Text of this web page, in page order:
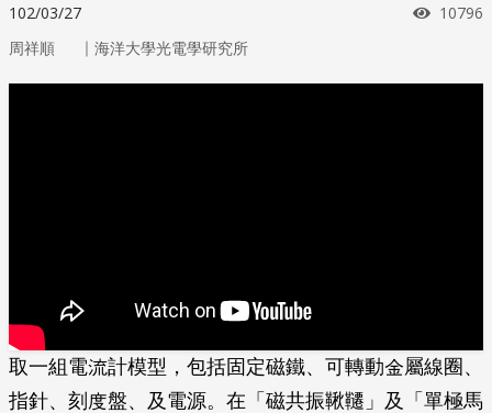
102/03/27 瀏覽次
10796
周祥順 ｜ 海洋大學光電學研究所
取一組電流計模型，包括固定磁鐵、可轉動金屬線圈、
指針、刻度盤、及電源。在「磁共振鞦韆」及「單極馬